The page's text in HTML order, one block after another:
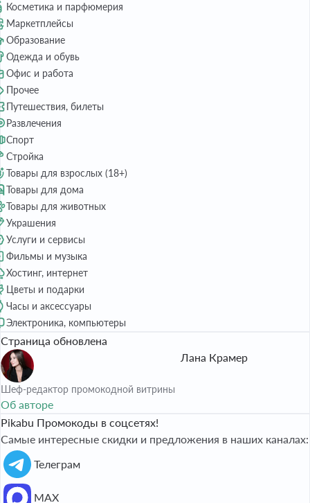
Косметика и парфюмерия
Маркетплейсы
Образование
Одежда и обувь
Офис и работа
Прочее
Путешествия, билеты
Развлечения
Спорт
Стройка
Товары для взрослых (18+)
Товары для дома
Товары для животных
Украшения
Услуги и сервисы
Фильмы и музыка
Хостинг, интернет
Цветы и подарки
Часы и аксессуары
Электроника, компьютеры
Страница обновлена
Лана Крамер
Шеф-редактор промокодной витрины
Об авторе
Pikabu Промокоды в соцсетях!
Самые интересные скидки и предложения в наших каналах:
Телеграм
МАХ